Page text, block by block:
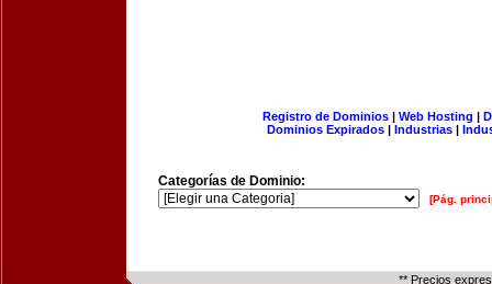
Registro de Dominios| Web Hosting |
Dominios Expirados | Industrias |
Categorías de Dominio:
[Pág.
** Precios